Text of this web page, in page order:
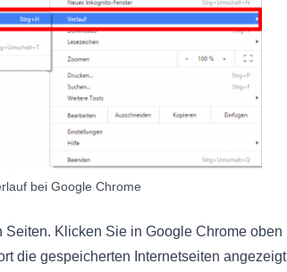
bei Google Chrome
Klicken Sie in Google Chrome
die gespeicherten Internetseiten